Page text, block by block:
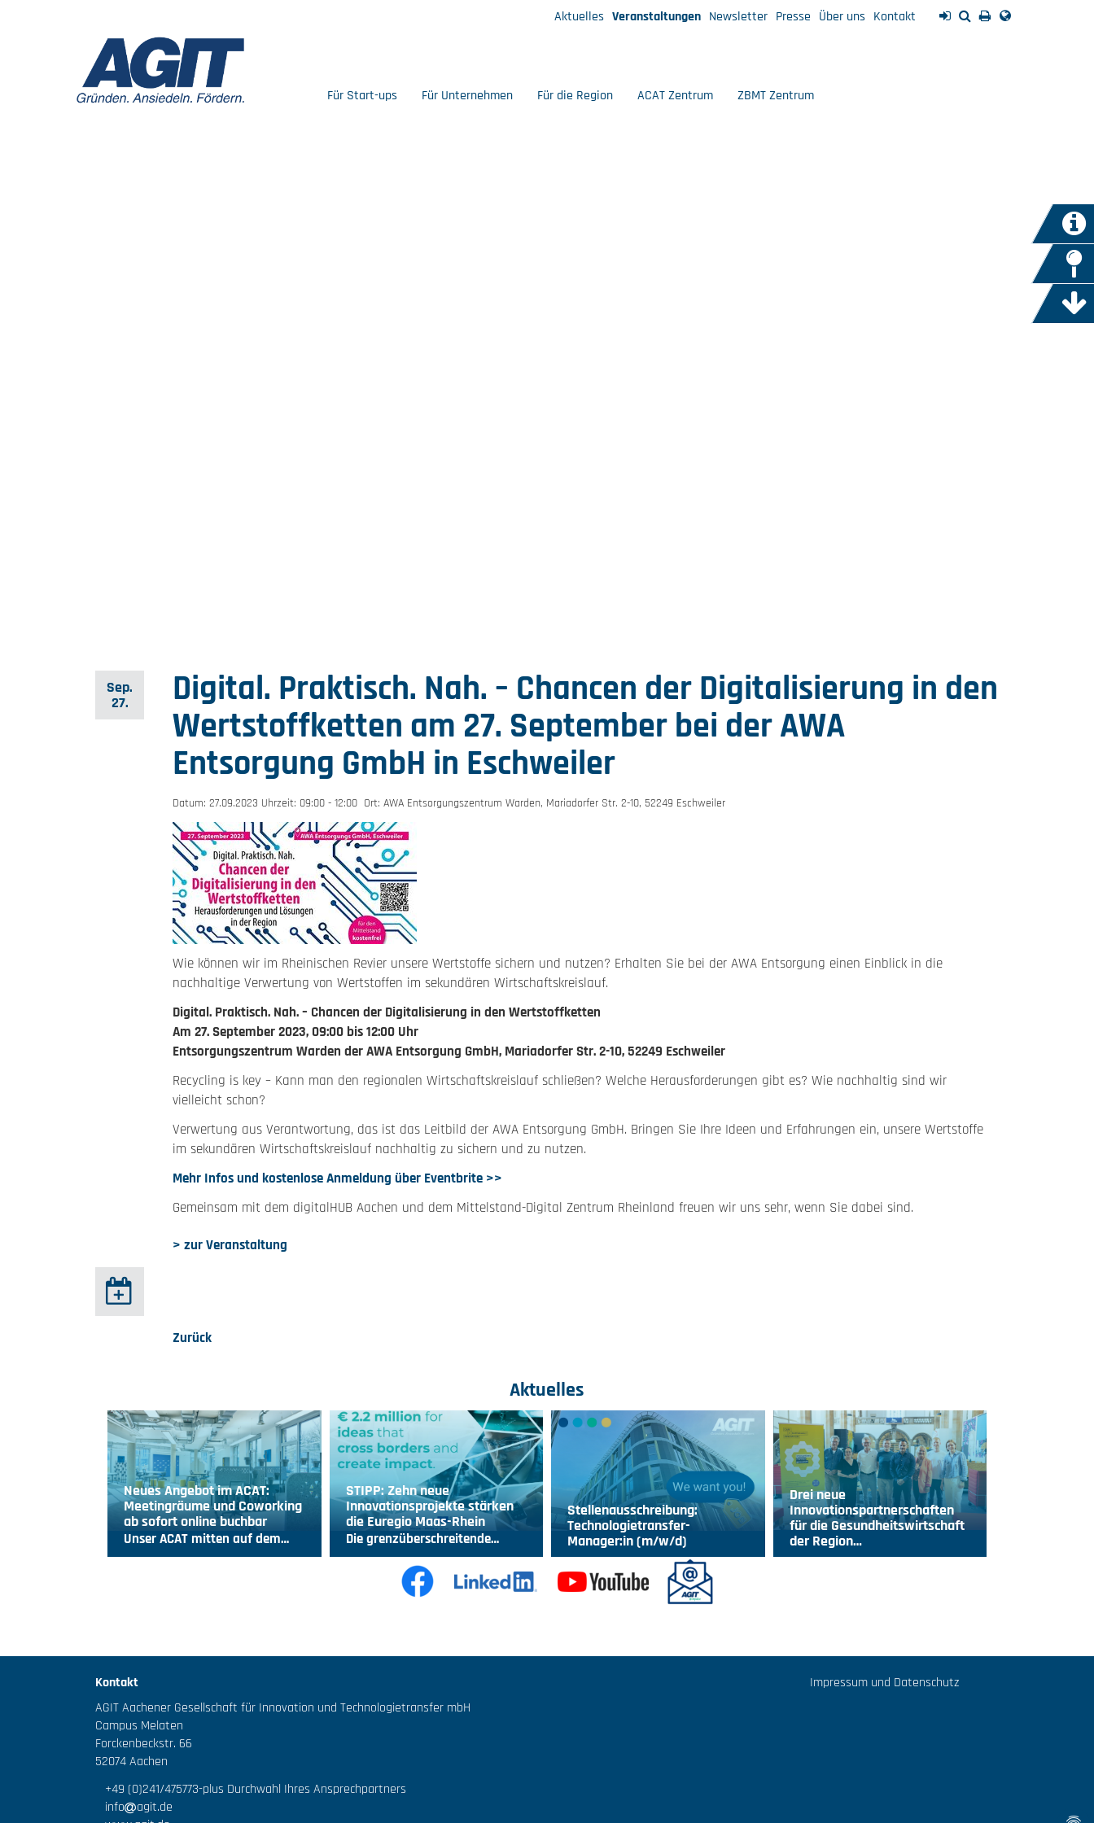
Aktuelles Veranstaltungen Newsletter Presse Über uns Kontakt
Für Start-ups Für Unternehmen Für die Region ACAT Zentrum ZBMT Zentrum
Sep.
27.
Digital. Praktisch. Nah. – Chancen der Digitalisierung in den
Wertstoffketten am 27. September bei der AWA
Entsorgung GmbH in Eschweiler
Datum: 27.09.2023 Uhrzeit: 09:00 - 12:00 Ort: AWA Entsorgungszentrum Warden, Mariadorfer Str. 2-10, 52249 Eschweiler
Wie können wir im Rheinischen Revier unsere Wertstoffe sichern und nutzen? Erhalten Sie bei der AWA Entsorgung einen Einblick in die
nachhaltige Verwertung von Wertstoffen im sekundären Wirtschaftskreislauf.
Digital. Praktisch. Nah. – Chancen der Digitalisierung in den Wertstoffketten
Am 27. September 2023, 09:00 bis 12:00 Uhr
Entsorgungszentrum Warden der AWA Entsorgung GmbH, Mariadorfer Str. 2-10, 52249 Eschweiler
Recycling is key – Kann man den regionalen Wirtschaftskreislauf schließen? Welche Herausforderungen gibt es? Wie nachhaltig sind wir
vielleicht schon?
Verwertung aus Verantwortung, das ist das Leitbild der AWA Entsorgung GmbH. Bringen Sie Ihre Ideen und Erfahrungen ein, unsere Wertstoffe
im sekundären Wirtschaftskreislauf nachhaltig zu sichern und zu nutzen.
Mehr Infos und kostenlose Anmeldung über Eventbrite >>
Gemeinsam mit dem digitalHUB Aachen und dem Mittelstand-Digital Zentrum Rheinland freuen wir uns sehr, wenn Sie dabei sind.
> zur Veranstaltung
Zurück
Aktuelles
Neues Angebot im ACAT:
Meetingräume und Coworking
ab sofort online buchbar
Unser ACAT mitten auf dem…
STIPP: Zehn neue
Innovationsprojekte stärken
die Euregio Maas-Rhein
Die grenzüberschreitende…
Stellenausschreibung:
Technologietransfer-
Manager:in (m/w/d)
Drei neue
Innovationspartnerschaften
für die Gesundheitswirtschaft
der Region…
Kontakt
AGIT Aachener Gesellschaft für Innovation und Technologietransfer mbH
Campus Melaten
Forckenbeckstr. 66
52074 Aachen
+49 (0)241/475773-plus Durchwahl Ihres Ansprechpartners
info
agit.de
Impressum und Datenschutz